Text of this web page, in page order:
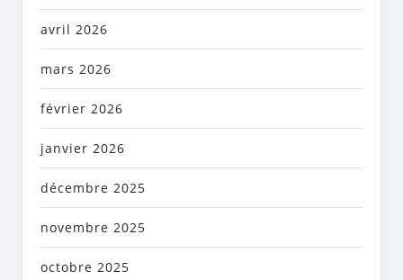
avril 2026
mars 2026
février 2026
janvier 2026
décembre 2025
novembre 2025
octobre 2025